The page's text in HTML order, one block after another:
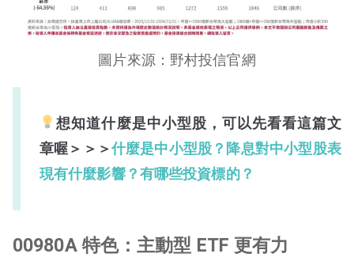
圖片來源：野村投信官網
想知道什麼是中小型股，可以先看看這篇文
章喔＞＞＞什麼是中小型股？降息對中小型股表
現有什麼影響？有哪些投資標的？
00980A 特色：主動型 ETF 更有力